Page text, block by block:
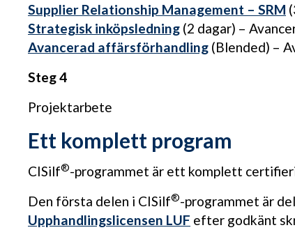
Supplier Relationship Management – SRM
Strategisk inköpsledning (2 dagar) –
Avancerad affärsförhandling (Blended) –
Steg 4
Projektarbete
Ett komplett program
CISilf®-programmet är ett komplett
Den första delen i CISilf®-programmet är
Upphandlingslicensen LUF efter godkänt